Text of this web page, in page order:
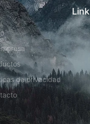
de privacidad